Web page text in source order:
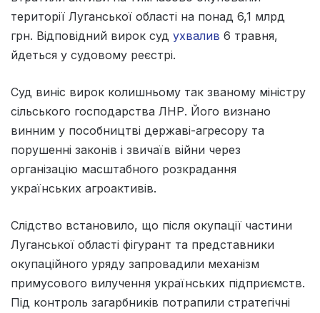
території Луганської області на понад 6,1 млрд
грн. Відповідний вирок суд ухвалив 6 травня,
йдеться у судовому реєстрі.
Суд виніс вирок колишньому так званому міністру
сільського господарства ЛНР. Його визнано
винним у пособництві державі-агресору та
порушенні законів і звичаїв війни через
організацію масштабного розкрадання
українських агроактивів.
Слідство встановило, що після окупації частини
Луганської області фігурант та представники
окупаційного уряду запровадили механізм
примусового вилучення українських підприємств.
Під контроль загарбників потрапили стратегічні